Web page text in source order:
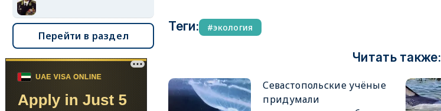
Теги: экология
Читать также:
Севастопольские учёные
придумали
Перейти в раздел